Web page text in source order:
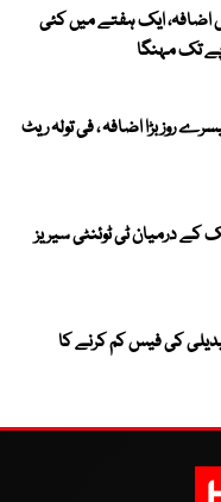
ایک ہفتے میں کئی
روز بڑا اضافہ ، فی تولہ ریٹ
ممالک کے درمیان ٹی ٹوئنٹی سیریز
کی فیس کم کرنے کا